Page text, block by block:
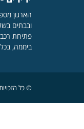
הארגון
ובבתים
ביממה,
© כל